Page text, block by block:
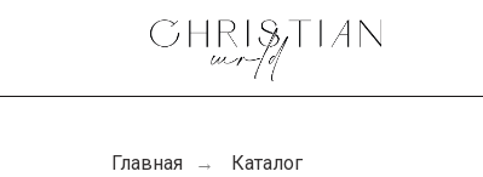
Главная → Каталог